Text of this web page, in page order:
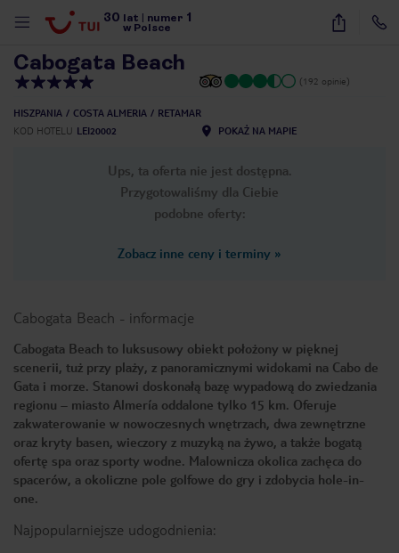
30 lat numer 1
w Polsce
30
Cabogata Beach
(192 opinie)
HISZPANIA COSTA ALMERIA
RETAMAR
KOD HOTELU LEI20002 POKAŻ NA MAPIE
Ups, ta oferta nie jest dostępna.
Przygotowaliśmy dla Ciebie
podobne oferty:
Zobacz inne ceny i terminy »
Cabogata Beach - informacje
Cabogata Beach to luksusowy obiekt położony w pięknej
scenerii, tuż przy plaży, z panoramicznymi widokami na Cabo de
Gata i morze. Stanowi doskonałą bazę wypadową do zwiedzania
regionu – miasto Almería oddalone tylko 15 km. Oferuje
zakwaterowanie w nowoczesnych wnętrzach, dwa zewnętrzne
oraz kryty basen, wieczory z muzyką na żywo, a także bogatą
ofertę spa oraz sporty wodne. Malownicza okolica zachęca do
spacerów, a okoliczne pole golfowe do gry i zdobycia hole-in-
one.
Najpopularniejsze udogodnienia: